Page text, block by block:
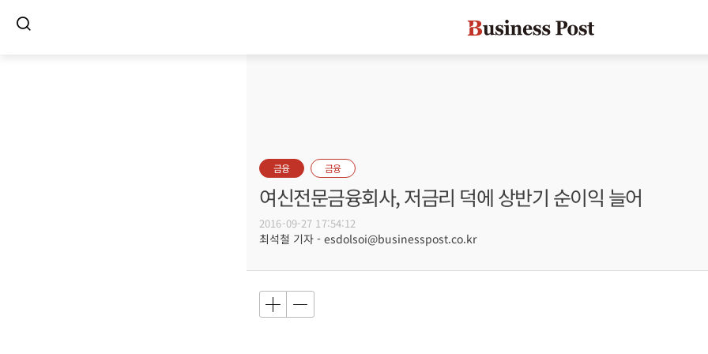
금융 금융
여신전문금융회사, 저금리 덕에 상반기 순이익 늘어
2016-09-27 17:54:12
최석철 기자 - esdolsoi@businesspost.co.kr